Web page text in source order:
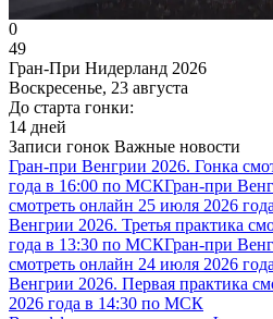
0
49
Гран-При Нидерланд 2026
Воскресенье, 23 августа
До старта гонки:
14 дней
Записи гонок Важные новости
Гран-при Венгрии 2026. Гонка
года в 16:00 по МСКГран-при
смотреть онлайн 25 июля 2026
Венгрии 2026. Третья практика
года в 13:30 по МСКГран-при
смотреть онлайн 24 июля 2026
Венгрии 2026. Первая практика
2026 года в 14:30 по МСК